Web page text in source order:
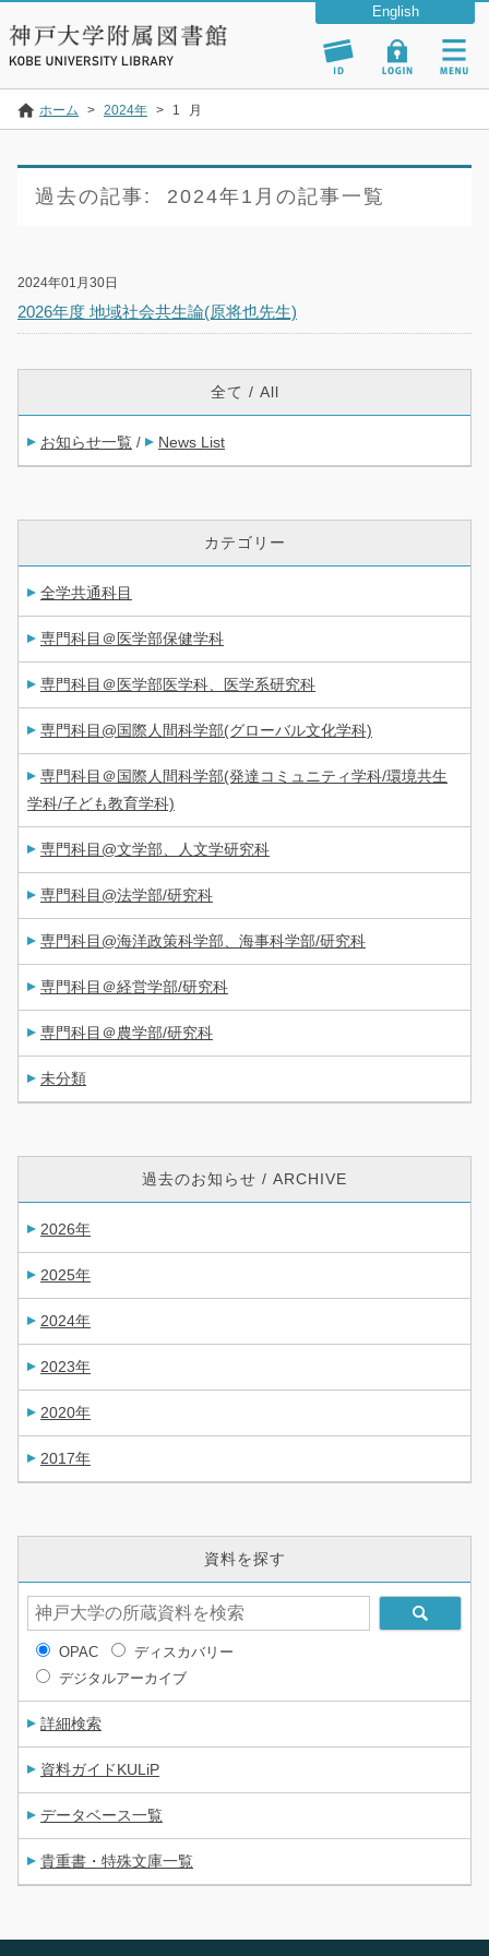
ホーム > 2024年 > 1 月
過去の記事: 2024年1月の記事一覧
2024年01月30日
2026年度 地域社会共生論(原将也先生)
全て / All
お知らせ一覧 / News List
カテゴリー
全学共通科目
専門科目＠医学部保健学科
専門科目＠医学部医学科、医学系研究科
専門科目@国際人間科学部(グローバル文化学科)
専門科目＠国際人間科学部(発達コミュニティ学科/環境共生
学科/子ども教育学科)
専門科目@文学部、人文学研究科
専門科目@法学部/研究科
専門科目@海洋政策科学部、海事科学部/研究科
専門科目＠経営学部/研究科
専門科目＠農学部/研究科
未分類
過去のお知らせ / ARCHIVE
2026年
2025年
2024年
2023年
2020年
2017年
資料を探す
OPAC
ディスカバリー
デジタルアーカイブ
詳細検索
資料ガイドKULiP
データベース一覧
貴重書・特殊文庫一覧